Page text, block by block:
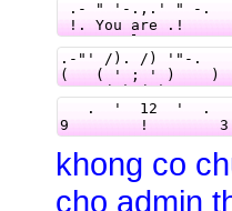
khong co
cho admin